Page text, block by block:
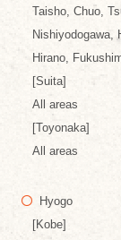
Taisho, Chuo,
Nishiyodogawa,
Hirano,
[Suita]
All areas
[Toyonaka]
All areas
Hyogo
[Kobe]